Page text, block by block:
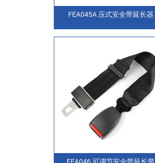
FEA045A 压式安全带延长器